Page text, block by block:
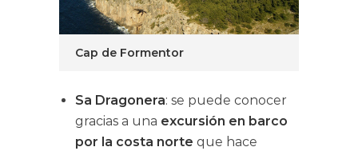
Cap de Formentor
Sa Dragonera: se puede conocer
gracias a una excursión en barco
por la costa norte que hace